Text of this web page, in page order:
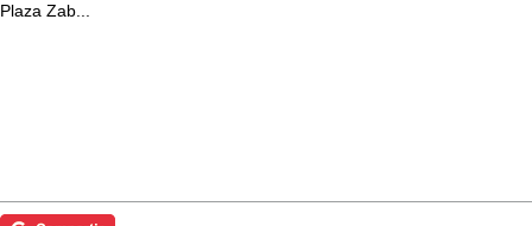
Plaza Zab...